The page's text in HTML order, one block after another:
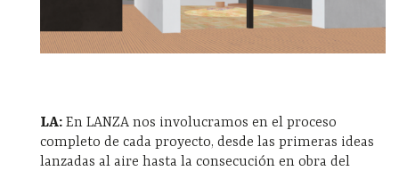
LA: En LANZA nos involucramos en el proceso
completo de cada proyecto, desde las primeras ideas
lanzadas al aire hasta la consecución en obra del